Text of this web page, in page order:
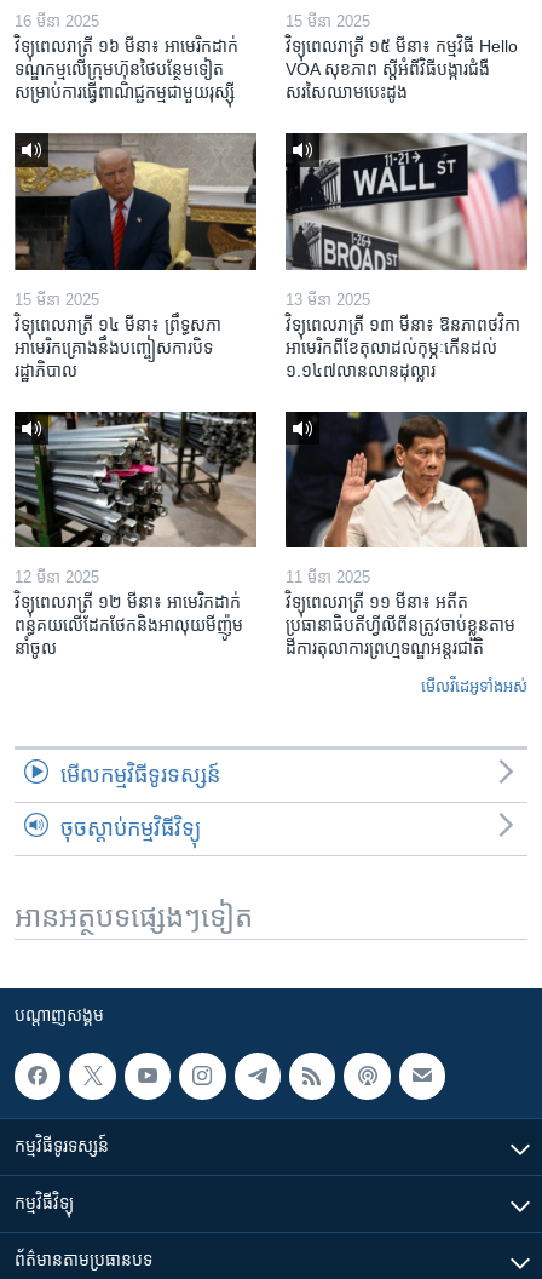
16 មីនា 2025
វិទ្យុពេលរាត្រី ១៦ មីនា៖ អាមេរិក​ដាក់​
ទណ្ឌកម្ម​លើ​ក្រុមហ៊ុន​ថៃ​បន្ថែម​ទៀត​
សម្រាប់​ការ​ធ្វើ​ពាណិជ្ជកម្ម​ជាមួយ​រុស្ស៊ី
15 មីនា 2025
វិទ្យុពេលរាត្រី ១៥ មីនា៖ កម្មវិធី ​Hello
VOA សុខភាព ស្ដី​អំពី​វិធី​បង្ការ​ជំងឺ​
សរសៃ​ឈាម​បេះដូង
15 មីនា 2025
វិទ្យុពេលរាត្រី ១៤ មីនា៖ ព្រឹទ្ធសភា
អាមេរិកគ្រោងនឹងបញ្ចៀសការបិទ
រដ្ឋាភិបាល
13 មីនា 2025
វិទ្យុពេលរាត្រី ១៣ មីនា៖ ឱនភាព​ថវិកា​
អាមេរិក​ពី​ខែ​តុលា​ដល់​កុម្ភៈ​កើន​ដល់​
១.១៤៧​លានលាន​ដុល្លារ
12 មីនា 2025
វិទ្យុពេលរាត្រី ១២ មីនា៖ អាមេរិក​ដាក់​
ពន្ធគយ​លើ​ដែកថែក​និង​អាលុយ​មីញ៉ូម​
នាំចូល
11 មីនា 2025
វិទ្យុពេលរាត្រី ១១ មីនា៖ អតីត​
ប្រធានាធិបតីហ្វីលីពីន​ត្រូវ​ចាប់ខ្លួនតាម
ដីការ​តុលាការ​ព្រហ្មទណ្ឌ​អន្តរជាតិ
មើល​វីដេអូ​ទាំង​អស់
មើល​កម្មវិធី​ទូរទស្សន៍
ចុចស្តាប់កម្មវិធីវិទ្យុ
អានអត្ថបទផ្សេងៗទៀត
បណ្តាញ​សង្គម
កម្មវិធី​ទូរទស្សន៍
កម្មវិធី​វិទ្យុ
ព័ត៌មាន​តាមប្រធានបទ​